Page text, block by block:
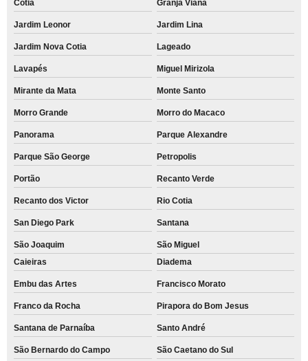
Cotia Granja Viana
Jardim Leonor Jardim Lina
Jardim Nova Cotia Lageado
Lavapés Miguel Mirizola
Mirante da Mata Monte Santo
Morro Grande Morro do Macaco
Panorama Parque Alexandre
Parque São George Petropolis
Portão Recanto Verde
Recanto dos Victor Rio Cotia
San Diego Park Santana
São Joaquim
São Miguel
Caieiras
Diadema
Embu das Artes Francisco Morato
Franco da Rocha Pirapora do Bom Jesus
Santana de Parnaíba Santo André
São Bernardo do Campo São Caetano do Sul